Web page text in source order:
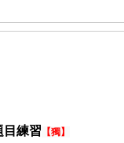
目練習 【獨】